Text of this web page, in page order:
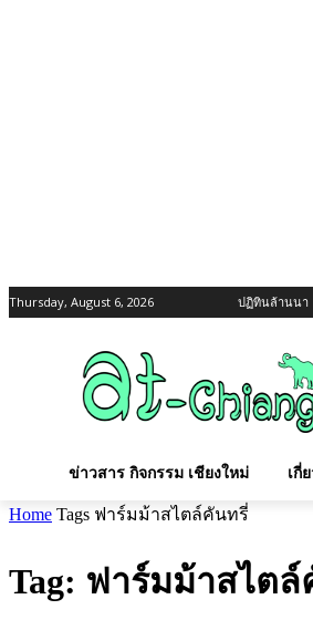
Thursday, August 6, 2026 ปฏิทินล้านนา
ข่าวสาร กิจกรรม เชียงใหม่ เกี่
Home Tags ฟาร์มม้าสไตล์คันทรี่
Tag: ฟาร์มม้าสไต